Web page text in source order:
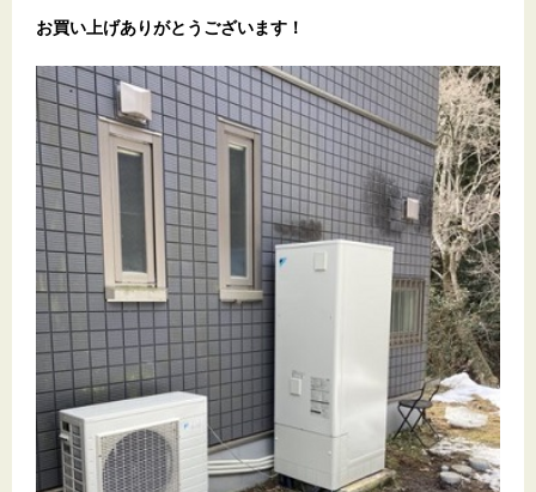
お買い上げありがとうございます！